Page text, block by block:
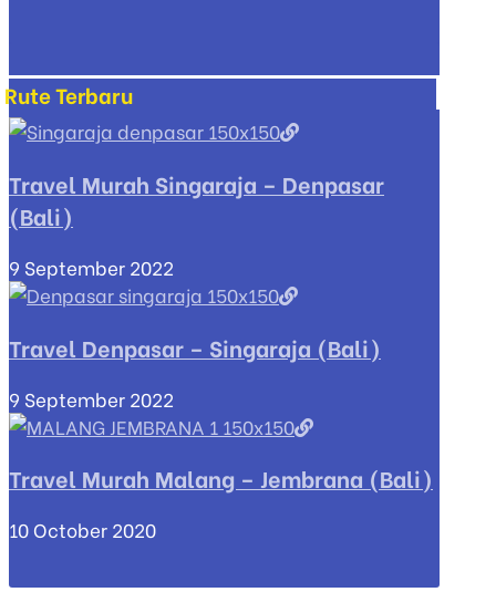
Rute Terbaru
Travel Murah Singaraja – Denpasar
(Bali)
9 September 2022
Travel Denpasar – Singaraja (Bali)
9 September 2022
Travel Murah Malang – Jembrana (Bali)
10 October 2020